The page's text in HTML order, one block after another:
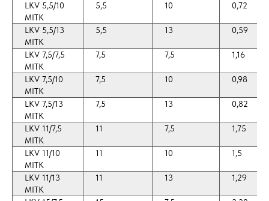
LKV 5,5/10
MITK
5,5 10 0,72
LKV 5,5/13
MITK
5,5 13 0,59
LKV 7,5/7,5
MITK
7,5 7,5 1,16
LKV 7,5/10
MITK
7,5 10 0,98
LKV 7,5/13
MITK
7,5 13 0,82
LKV 11/7,5
MITK
11 7,5 1,75
LKV 11/10
MITK
11 10 1,5
LKV 11/13
MITK
11 13 1,29